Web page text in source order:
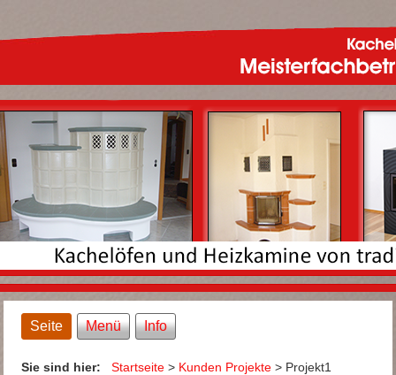
Seite Menü Info
Sie sind hier: Startseite > Kunden Projekte > Projekt1